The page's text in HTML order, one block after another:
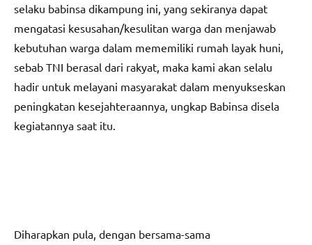
selaku babinsa dikampung ini, yang sekiranya dapat
mengatasi kesusahan/kesulitan warga dan menjawab
kebutuhan warga dalam mememiliki rumah layak huni,
sebab TNI berasal dari rakyat, maka kami akan selalu
hadir untuk melayani masyarakat dalam menyukseskan
peningkatan kesejahteraannya, ungkap Babinsa disela
kegiatannya saat itu.
Diharapkan pula, dengan bersama-sama